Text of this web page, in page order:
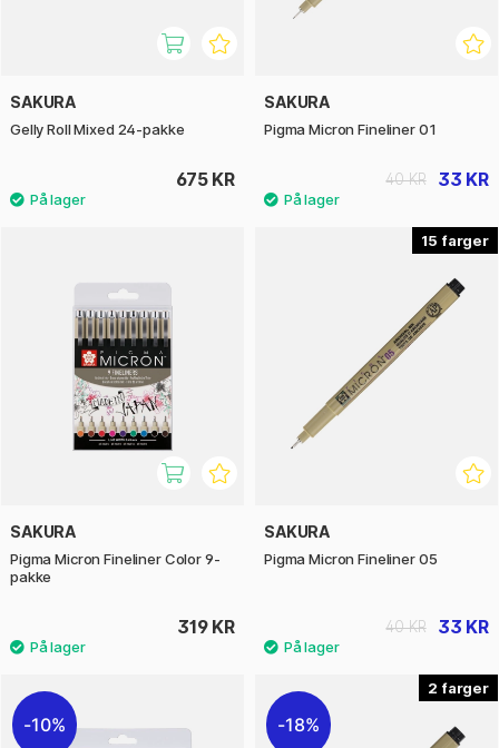
SAKURA
Gelly Roll Mixed 24-pakke
675 KR
SAKURA
Pigma Micron Fineliner 01
33 KR
40 KR
SAKURA
Pigma Micron Fineliner Color 9-
pakke
319 KR
15
SAKURA
Pigma Micron Fineliner 05
33 KR
40 KR
10%
2
18%